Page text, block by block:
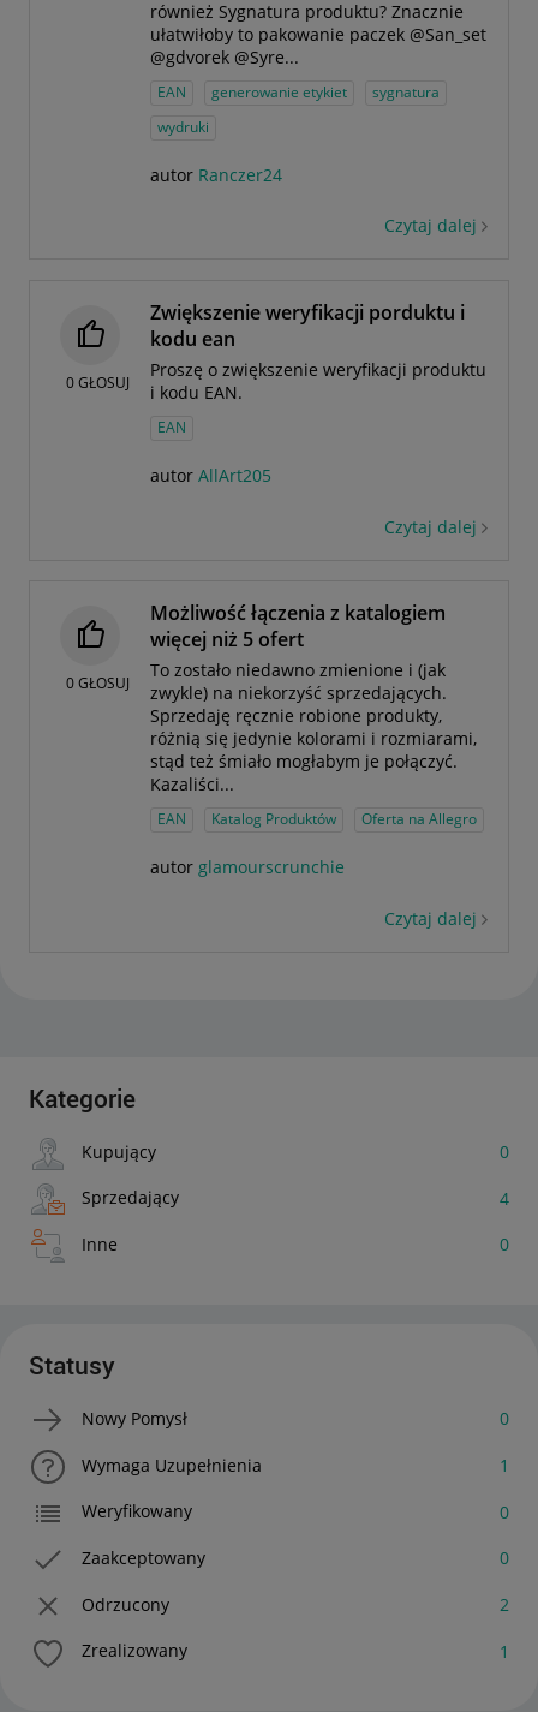
Kategorie
Kupujący 0
Sprzedający 4
Inne 0
Statusy
Nowy Pomysł 0
Wymaga Uzupełnienia 1
Weryfikowany 0
Zaakceptowany 0
Odrzucony 2
Zrealizowany 1
również Sygnatura produktu? Znacznie
ułatwiłoby to pakowanie paczek @San_set
@gdvorek @Syre...
EAN generowanie etykiet
sygnatura
wydruki
autor Ranczer24
Czytaj dalej
0GŁOSUJ
Zwiększenie weryfikacji porduktu i
kodu ean
Proszę o zwiększenie weryfikacji produktu
i kodu EAN.
EAN
autor AllArt205
Czytaj dalej
0GŁOSUJ
Możliwość łączenia z katalogiem
więcej niż 5 ofert
To zostało niedawno zmienione i (jak
zwykle) na niekorzyść sprzedających.
Sprzedaję ręcznie robione produkty,
różnią się jedynie kolorami i rozmiarami,
stąd też śmiało mogłabym je połączyć.
Kazaliści...
EAN Katalog Produktów Oferta na Allegro
autor glamourscrunchie
Czytaj dalej